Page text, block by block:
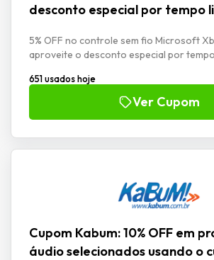
desconto especial por tempo
5% OFF no controle sem fio Microsoft
aproveite o desconto especial por
651 usados hoje
Ver Cupom
Cupom Kabum: 10% OFF em
áudio selecionados usando o